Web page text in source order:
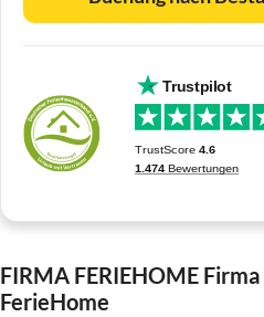
FIRMA FERIEHOME Firma
FerieHome